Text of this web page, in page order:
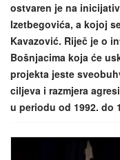
ostvaren je na
Izetbegovića, a kojoj
Kavazović. Riječ je o
Bošnjacima koja će
projekta jeste
ciljeva i razmjera
u periodu od 1992. do